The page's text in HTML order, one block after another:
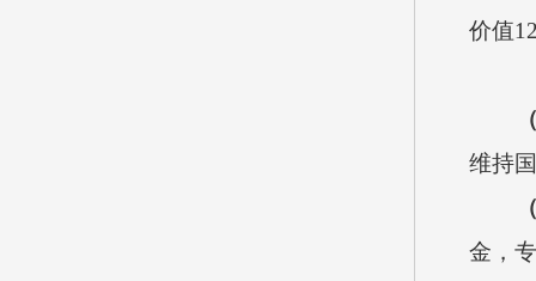
价值
维持
金，